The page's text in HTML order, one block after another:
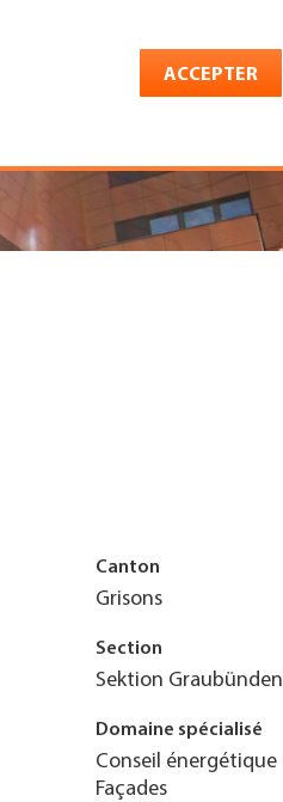
ACCEPTER
Shop
Canton
Grisons
Section
Sektion Graubünden
Domaine spécialisé
Conseil énergétique
Façades